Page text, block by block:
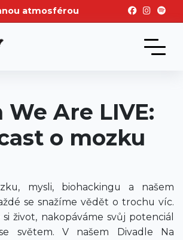
atmosférou
We Are LIVE:
o mozku
mysli, biohackingu a našem
se snažíme vědět o trochu víc.
život, nakopáváme svůj potenciál
světem. V našem Divadle Na